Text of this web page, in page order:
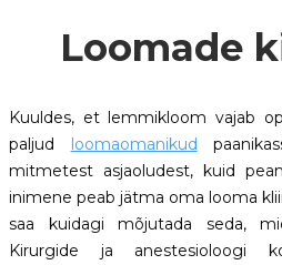
Loomade
Kuuldes, et lemmikloom vajab
paljud loomaomanikud
mitmetest asjaoludest, kuid
inimene peab jätma oma looma
saa kuidagi mõjutada seda,
Kirurgide ja